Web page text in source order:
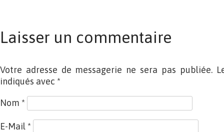
Laisser un commentaire
Votre adresse de messagerie ne sera pas publiée.
indiqués avec *
Nom *
E-Mail *